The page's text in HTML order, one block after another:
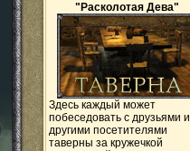
"Расколотая Дева"
Здесь каждый может
побеседовать с друзьями и
другими посетителями
таверны за кружечкой